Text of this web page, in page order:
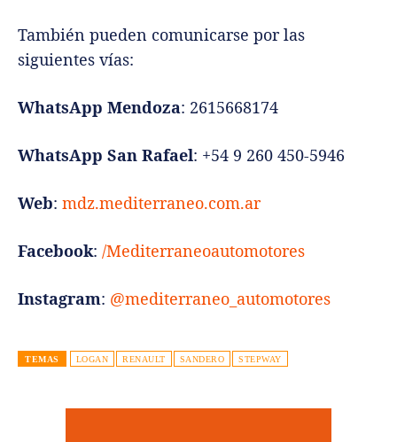
También pueden comunicarse por las
siguientes vías:
WhatsApp Mendoza: 2615668174
WhatsApp San Rafael: +54 9 260 450-5946
Web: mdz.mediterraneo.com.ar
Facebook: /Mediterraneoautomotores
Instagram: @mediterraneo_automotores
TEMAS LOGAN RENAULT SANDERO STEPWAY